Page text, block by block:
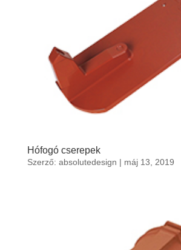
Hófogó cserepek
Szerző: absolutedesign | máj 13, 2019